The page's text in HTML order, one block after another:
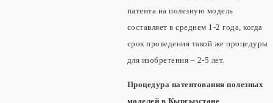
патента на полезную модель
составляет в среднем 1-2 года, когда
срок проведения такой же процедуры
для изобретения – 2-5 лет.
Процедура патентования полезных
моделей в Кыргызстане